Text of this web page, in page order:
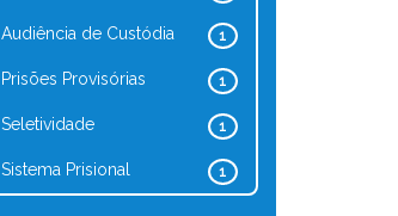
1
Audiência de Custódia
1
Prisões Provisórias
1
Seletividade
1
Sistema Prisional